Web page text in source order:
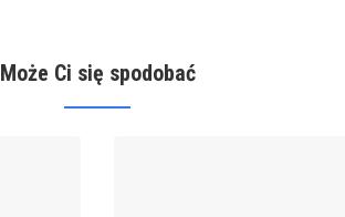
Może Ci się spodobać